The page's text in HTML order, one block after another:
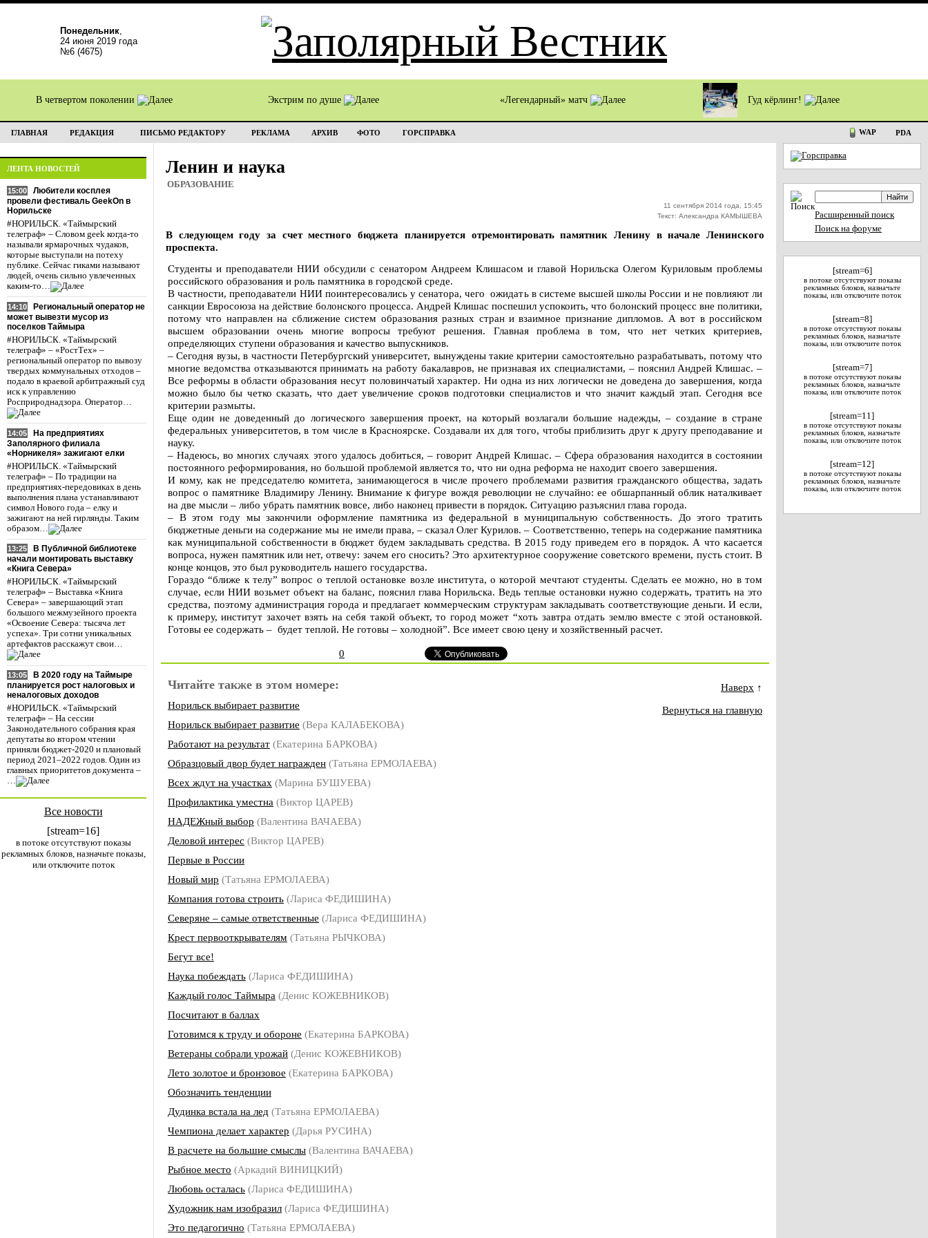
Понедельник,
24 июня 2019 года
№6 (4675)
В четвертом поколении Экстрим по душе «Легендарный» матч Гуд кёрлинг!
ГЛАВНАЯ РЕДАКЦИЯ ПИСЬМО РЕДАКТОРУ РЕКЛАМА АРХИВ ФОТО ГОРСПРАВКА WAP PDA
ЛЕНТА НОВОСТЕЙ
15:00
Любители косплея
провели фестиваль GeekOn в
Норильске
#НОРИЛЬСК. «Таймырский
телеграф» – Словом geek когда-то
называли ярмарочных чудаков,
которые выступали на потеху
публике. Сейчас гиками называют
людей, очень сильно увлеченных
каким-то…
14:10
Региональный оператор не
может вывезти мусор из
поселков Таймыра
#НОРИЛЬСК. «Таймырский
телеграф» – «РостТех» –
региональный оператор по вывозу
твердых коммунальных отходов –
подало в краевой арбитражный суд
иск к управлению
Росприроднадзора. Оператор…
14:05
На предприятиях
Заполярного филиала
«Норникеля» зажигают елки
#НОРИЛЬСК. «Таймырский
телеграф» – По традиции на
предприятиях-передовиках в день
выполнения плана устанавливают
символ Нового года – елку и
зажигают на ней гирлянды. Таким
образом…
13:25
В Публичной библиотеке
начали монтировать выставку
«Книга Севера»
#НОРИЛЬСК. «Таймырский
телеграф» – Выставка «Книга
Севера» – завершающий этап
большого межмузейного проекта
«Освоение Севера: тысяча лет
успеха». Три сотни уникальных
артефактов расскажут свои…
13:05
В 2020 году на Таймыре
планируется рост налоговых и
неналоговых доходов
#НОРИЛЬСК. «Таймырский
телеграф» – На сессии
Законодательного собрания края
депутаты во втором чтении
приняли бюджет-2020 и плановый
период 2021–2022 годов. Один из
главных приоритетов документа –
…
Все новости
[stream=16]
в потоке отсутствуют показы
рекламных блоков, назначьте показы,
или отключите поток
Ленин и наука
ОБРАЗОВАНИЕ
11 сентября 2014 года, 15:45
Текст: Александра КАМЫШЕВА
В следующем году за счет местного бюджета планируется отремонтировать памятник Ленину в начале Ленинского
проспекта.
Студенты и преподаватели НИИ обсудили с сенатором Андреем Клишасом и главой Норильска Олегом Куриловым проблемы
российского образования и роль памятника в городской среде.
В частности, преподаватели НИИ поинтересовались у сенатора, чего ожидать в системе высшей школы России и не повлияют ли
санкции Евросоюза на действие болонского процесса. Андрей Клишас поспешил успокоить, что болонский процесс вне политики,
потому что направлен на сближение систем образования разных стран и взаимное признание дипломов. А вот в российском
высшем образовании очень многие вопросы требуют решения. Главная проблема в том, что нет четких критериев,
определяющих ступени образования и качество выпускников.
– Сегодня вузы, в частности Петербургский университет, вынуждены такие критерии самостоятельно разрабатывать, потому что
многие ведомства отказываются принимать на работу бакалавров, не признавая их специалистами, – пояснил Андрей Клишас. –
Все реформы в области образования несут половинчатый характер. Ни одна из них логически не доведена до завершения, когда
можно было бы четко сказать, что дает увеличение сроков подготовки специалистов и что значит каждый этап. Сегодня все
критерии размыты.
Еще один не доведенный до логического завершения проект, на который возлагали большие надежды, – создание в стране
федеральных университетов, в том числе в Красноярске. Создавали их для того, чтобы приблизить друг к другу преподавание и
науку.
– Надеюсь, во многих случаях этого удалось добиться, – говорит Андрей Клишас. – Сфера образования находится в состоянии
постоянного реформирования, но большой проблемой является то, что ни одна реформа не находит своего завершения.
И кому, как не председателю комитета, занимающегося в числе прочего проблемами развития гражданского общества, задать
вопрос о памятнике Владимиру Ленину. Внимание к фигуре вождя революции не случайно: ее обшарпанный облик наталкивает
на две мысли – либо убрать памятник вовсе, либо наконец привести в порядок. Ситуацию разъяснил глава города.
– В этом году мы закончили оформление памятника из федеральной в муниципальную собственность. До этого тратить
бюджетные деньги на содержание мы не имели права, – сказал Олег Курилов. – Соответственно, теперь на содержание памятника
как муниципальной собственности в бюджет будем закладывать средства. В 2015 году приведем его в порядок. А что касается
вопроса, нужен памятник или нет, отвечу: зачем его сносить? Это архитектурное сооружение советского времени, пусть стоит. В
конце концов, это был руководитель нашего государства.
Гораздо “ближе к телу” вопрос о теплой остановке возле института, о которой мечтают студенты. Сделать ее можно, но в том
случае, если НИИ возьмет объект на баланс, пояснил глава Норильска. Ведь теплые остановки нужно содержать, тратить на это
средства, поэтому администрация города и предлагает коммерческим структурам закладывать соответствующие деньги. И если,
к примеру, институт захочет взять на себя такой объект, то город может “хоть завтра отдать землю вместе с этой остановкой.
Готовы ее содержать – будет теплой. Не готовы – холодной”. Все имеет свою цену и хозяйственный расчет.
0
Читайте также в этом номере:
Норильск выбирает развитие
Норильск выбирает развитие (Вера КАЛАБЕКОВА)
Работают на результат (Екатерина БАРКОВА)
Образцовый двор будет награжден (Татьяна ЕРМОЛАЕВА)
Всех ждут на участках (Марина БУШУЕВА)
Профилактика уместна (Виктор ЦАРЕВ)
НАДЕЖный выбор (Валентина ВАЧАЕВА)
Деловой интерес (Виктор ЦАРЕВ)
Первые в России
Новый мир (Татьяна ЕРМОЛАЕВА)
Компания готова строить (Лариса ФЕДИШИНА)
Северяне – самые ответственные (Лариса ФЕДИШИНА)
Крест первооткрывателям (Татьяна РЫЧКОВА)
Бегут все!
Наука побеждать (Лариса ФЕДИШИНА)
Каждый голос Таймыра (Денис КОЖЕВНИКОВ)
Посчитают в баллах
Готовимся к труду и обороне (Екатерина БАРКОВА)
Ветераны собрали урожай (Денис КОЖЕВНИКОВ)
Лето золотое и бронзовое (Екатерина БАРКОВА)
Обозначить тенденции
Дудинка встала на лед (Татьяна ЕРМОЛАЕВА)
Чемпиона делает характер (Дарья РУСИНА)
В расчете на большие смыслы (Валентина ВАЧАЕВА)
Рыбное место (Аркадий ВИНИЦКИЙ)
Любовь осталась (Лариса ФЕДИШИНА)
Художник нам изобразил (Лариса ФЕДИШИНА)
Это педагогично (Татьяна ЕРМОЛАЕВА)
Наверх ↑
Вернуться на главную
Расширенный поиск
Поиск на форуме
[stream=6]
в потоке отсутствуют показы
рекламных блоков, назначьте
показы, или отключите поток
[stream=8]
в потоке отсутствуют показы
рекламных блоков, назначьте
показы, или отключите поток
[stream=7]
в потоке отсутствуют показы
рекламных блоков, назначьте
показы, или отключите поток
[stream=11]
в потоке отсутствуют показы
рекламных блоков, назначьте
показы, или отключите поток
[stream=12]
в потоке отсутствуют показы
рекламных блоков, назначьте
показы, или отключите поток